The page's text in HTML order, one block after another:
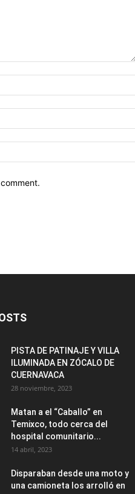
PISTA DE PATINAJE Y VILLA
ILUMINADA EN ZÓCALO DE
CUERNAVACA
28 noviembre, 2023
Matan a el “Caballo” en
Temixco, todo cerca del
hospital comunitario...
14 abril, 2023
Disparaban desde una moto y
una camioneta los arrolló en